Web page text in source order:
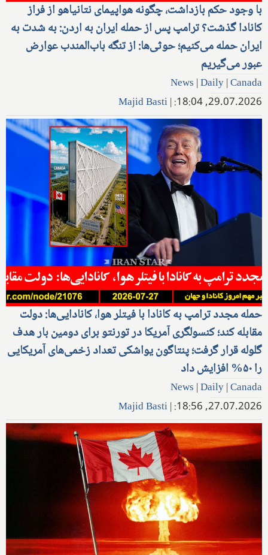
با وجود حکم بازداشت، چگونه هواپیمای نتانیاهو از فراز
کانادا گذشت؟ ترامپ پس از حمله ایران به اردن: به شدت به
ایران حمله می‌کنیم؛ حوثی‌ها: از تنگه باب‌المندب عوارض
عبور می‌گیریم
News |Daily|Canada
29.07.2026, 18:04:
|
Majid Basti
حمله مجدد ترامپ به کانادا با فیتلر هوا، کانادایی‌ها: دولت
مقابله کند؛ کنسولگری آمریکا در تورنتو برای دومین بار هدف
گلوله قرار گرفت؛ پنتاگون یواشکی تعداد زخمی‌های آمریکایی
را ۵۰% افزایش داد
News |Daily|Canada
27.07.2026, 18:56:
|
Majid Basti